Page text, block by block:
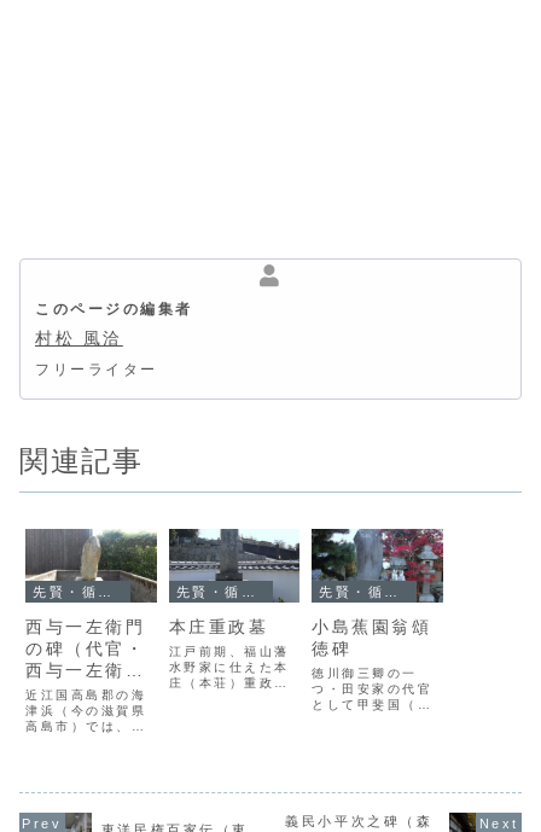
このページの編集者
村松 風洽
フリーライター
関連記事
西与一左衛門
の碑（代官・
西与一左衛門
と海津浜の石
積）
近江国高島郡の海
津浜（今の滋賀県
高島市）では、高
った西与一左衛門
本庄重政墓
江戸前期、福山藩
水野家に仕えた本
庄（本荘）重政
４年（1676）に
は、菩提寺の承天
小島蕉園翁頌
徳碑
徳川御三卿の一
つ・田安家の代官
として甲斐国（今
て生計を立ててい
義民小平次之碑（森